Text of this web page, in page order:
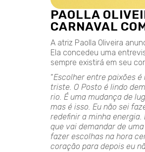
PAOLLA
CARNAVAL
A atriz Paolla Oliveira
Ela concedeu uma
sempre existirá em seu
“Escolher entre paixões
triste. O Posto é lindo
rio. É uma mudança de
mas é isso. Eu não sei
redefinir a minha energia.
que vai demandar de
fazer escolhas na hora
coração para depois eu